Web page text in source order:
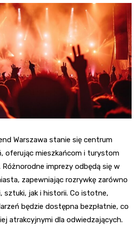
Warszawa stanie się centrum
oferując mieszkańcom i turystom
imprezy odbędą się w
zapewniając rozrywkę zarówno
sztuki, jak i historii. Co istotne,
będzie dostępna bezpłatnie, co
atrakcyjnymi dla odwiedzających.